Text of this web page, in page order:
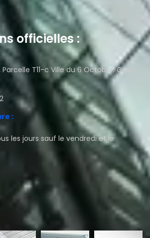
officielles :
T11-c Ville du 6 Octobre, Gizeh,
:
les jours sauf le vendredi et le